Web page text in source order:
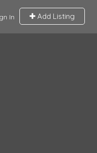
In Add Listing